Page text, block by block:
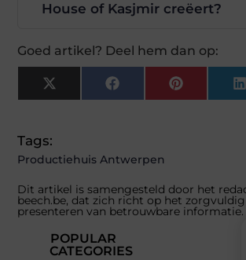
House of Kasjmir creëert?
Goed artikel? Deel hem dan op:
X
(Twitter)
FacebookPinterest
Tags:
Productiehuis Antwerpen
Dit artikel is samengesteld door het
beech.be, dat zich richt op het
presenteren van betrouwbare informatie.
POPULAR
CATEGORIES